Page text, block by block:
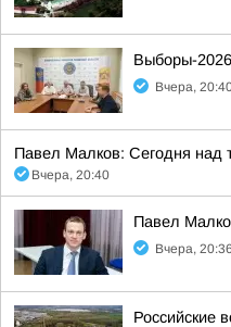
Выборы-
Вчера,
Павел Малков: Сегодня над
Вчера, 20:40
Павел
Вчера, 20:36
Российские